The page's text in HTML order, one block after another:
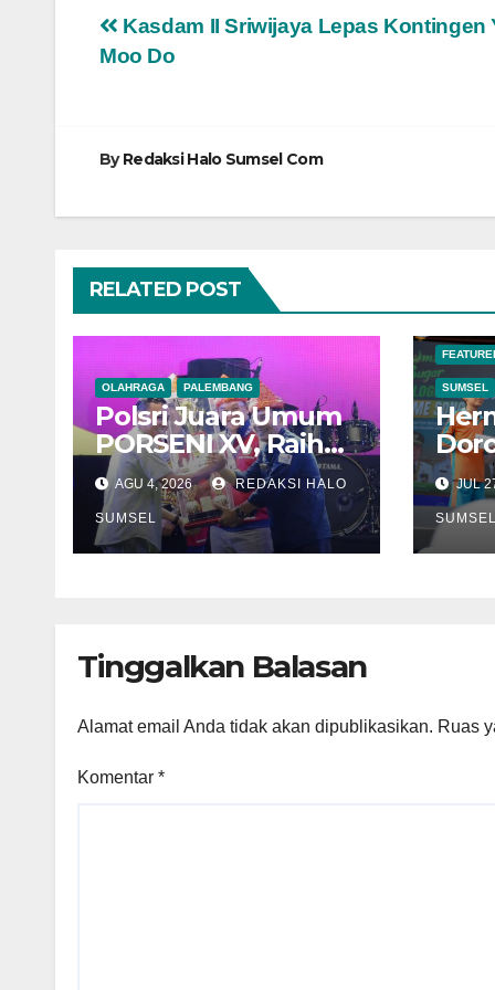
Navigasi
Kasdam II Sriwijaya Lepas Kontingen
Moo Do
ByRedaksi Halo Sumsel Com
RELATED POST
OLAHRAGA PALEMBANG
Polsri Juara Umum
PORSENI XV, Raih
60 Medali dan Ukir
Gelar Keenam
AGU 4, 2026 REDAKSI HALO
SUMSEL
SUMSEL
JUL
SUMSEL
Tinggalkan Balasan
Alamat email Anda tidak akan dipublikasikan. Ruas
Komentar *